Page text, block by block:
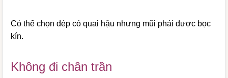
Có thể chọn dép có quai hậu nhưng mũi phải được bọc
kín.
Không đi chân trần